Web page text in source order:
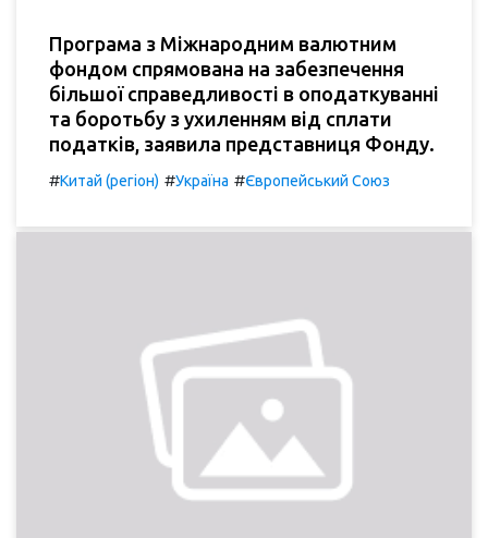
Програма з Міжнародним валютним
фондом спрямована на забезпечення
більшої справедливості в оподаткуванні
та боротьбу з ухиленням від сплати
податків, заявила представниця Фонду.
#Китай (регіон) #Україна #Європейський Союз